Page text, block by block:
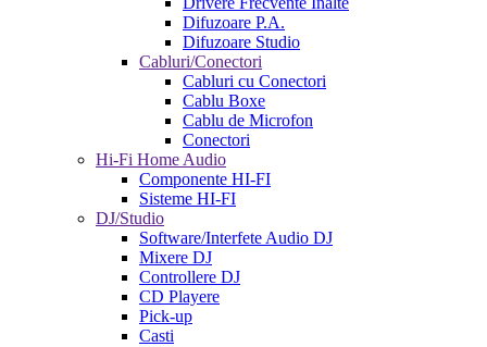
Difuzoare P.A.
Difuzoare Studio
Cabluri/Conectori
Cabluri cu Conectori
Cablu Boxe
Cablu de Microfon
Conectori
Hi-Fi Home Audio
Componente HI-FI
Sisteme HI-FI
DJ/Studio
Software/Interfete Audio DJ
Mixere DJ
Controllere DJ
CD Playere
Pick-up
Casti